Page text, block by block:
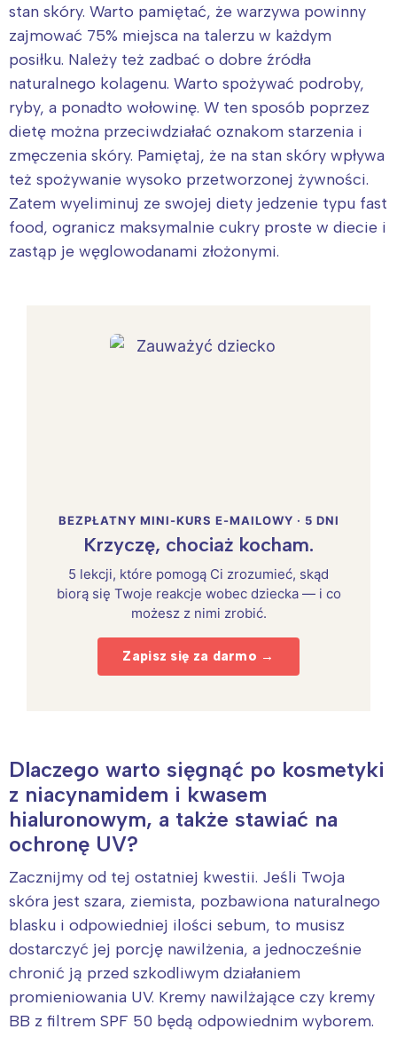
stan skóry. Warto pamiętać, że warzywa powinny
zajmować 75% miejsca na talerzu w każdym
posiłku. Należy też zadbać o dobre źródła
naturalnego kolagenu. Warto spożywać podroby,
ryby, a ponadto wołowinę. W ten sposób poprzez
dietę można przeciwdziałać oznakom starzenia i
zmęczenia skóry. Pamiętaj, że na stan skóry wpływa
też spożywanie wysoko przetworzonej żywności.
Zatem wyeliminuj ze swojej diety jedzenie typu fast
food, ogranicz maksymalnie cukry proste w diecie i
zastąp je węglowodanami złożonymi.
BEZPŁATNY MINI-KURS E-MAILOWY · 5 DNI
Krzyczę, chociaż kocham.
5 lekcji, które pomogą Ci zrozumieć, skąd
biorą się Twoje reakcje wobec dziecka — i co
możesz z nimi zrobić.
Zapisz się za darmo →
Dlaczego warto sięgnąć po kosmetyki
z niacynamidem i kwasem
hialuronowym, a także stawiać na
ochronę UV?
Zacznijmy od tej ostatniej kwestii. Jeśli Twoja
skóra jest szara, ziemista, pozbawiona naturalnego
blasku i odpowiedniej ilości sebum, to musisz
dostarczyć jej porcję nawilżenia, a jednocześnie
chronić ją przed szkodliwym działaniem
promieniowania UV. Kremy nawilżające czy kremy
BB z filtrem SPF 50 będą odpowiednim wyborem.